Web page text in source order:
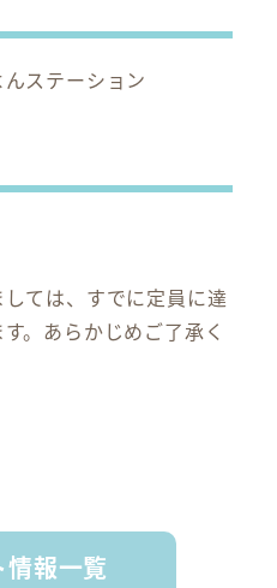
ステーション
ては、すでに定員に達
。あらかじめご了承く
報一覧